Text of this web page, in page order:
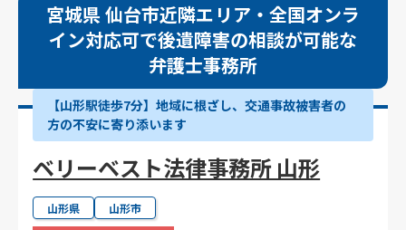
宮城県 仙台市近隣エリア・全国オンラ
イン対応可で後遺障害の相談が可能な
弁護士事務所
【山形駅徒歩7分】地域に根ざし、交通事故被害者の
方の不安に寄り添います
ベリーベスト法律事務所 山形
山形県 山形市